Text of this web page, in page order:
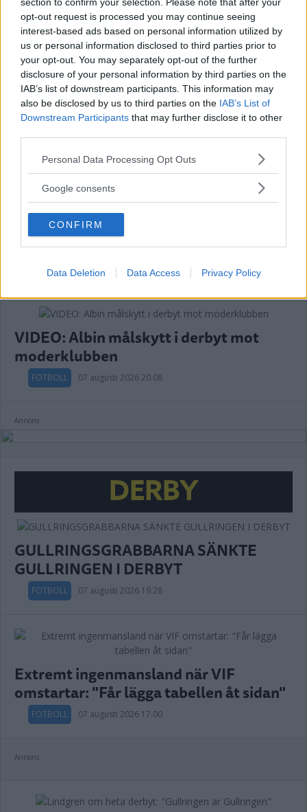
opt-out request is processed you may continue seeing
interest-based ads based on personal information utilized by
us or personal information disclosed to third parties prior to
your opt-out. You may separately opt-out of the further
disclosure of your personal information by third parties on the
IAB’s list of downstream participants. This information may
also be disclosed by us to third parties on the IAB’s List of
Downstream Participants that may further disclose it to other
Please note that this website/app uses one or more Google
not limited to your visit or usage behaviour. You may click to
use your data for below specified purposes in below Google
consent section.
Personal Data Processing Opt Outs
Google consents
CONFIRM
Data Deletion Data Access Privacy Policy
FOTBOLL 08 augusti 2026 13.49
"Fimpen" fick inte jubla i debuten: "Kan
inte kräva mer"
FOTBOLL 07 augusti 2026 20.56
Lindgren nöjd: "Nödvändigt om vi ska
kriga om seriesegern"
FOTBOLL 07 augusti 2026 20.42
VIDEO: Albin målskytt i derbyt mot
moderklubben
FOTBOLL 07 augusti 2026 20.08
Annons:
DERBY
GULLRINGSGRABBARNA SÄNKTE
GULLRINGEN I DERBYT
FOTBOLL 07 augusti 2026 19.28
Extremt ingenmansland när VIF
omstartar: "Får lägga tabellen åt sidan"
FOTBOLL 07 augusti 2026 17.00
Annons: